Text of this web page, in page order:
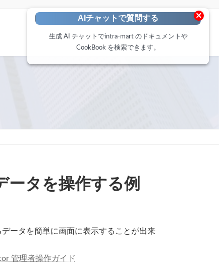
AIチャットで質問する
生成 AI チャットでintra-mart のドキュメントや
CookBook を検索できます。
×
ータを操作する例
ータを簡単に画面に表示することが出来
管理者操作ガイド